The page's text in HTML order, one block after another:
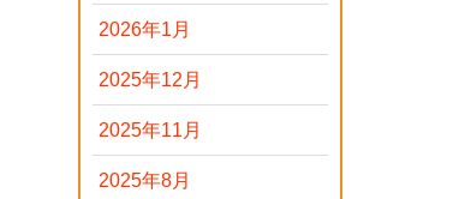
2026年1月
2025年12月
2025年11月
2025年8月